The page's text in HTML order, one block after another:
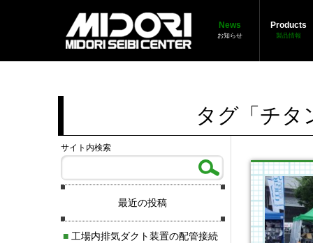
News
お知らせ
Products
製品情報
タグ「チタ
サイト内検索
最近の投稿
■工場内排気ダクト装置の配管接続